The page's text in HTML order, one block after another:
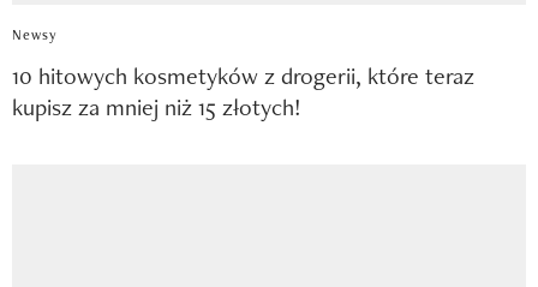
Newsy
10 hitowych kosmetyków z drogerii, które teraz
kupisz za mniej niż 15 złotych!